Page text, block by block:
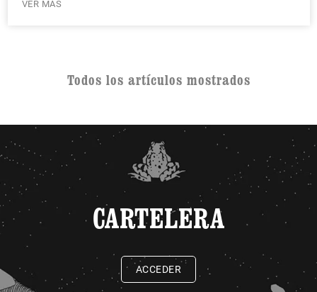
VER MÁS
Todos los artículos mostrados
CARTELERA
ACCEDER